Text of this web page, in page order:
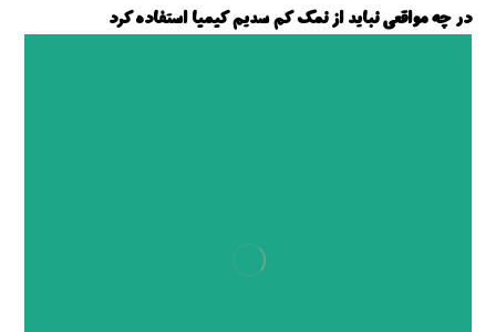
در چه مواقعی نباید از نمک کم سدیم کیمیا استفاده کرد